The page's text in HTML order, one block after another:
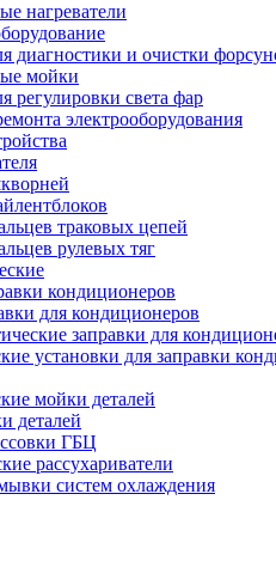
нагреватели
диагностики и очистки
мойки
регулировки света фар
электрооборудования
траковых цепей
рулевых тяг
кондиционеров
для кондиционеров
заправки для
установки для заправки
мойки деталей
деталей
ГБЦ
рассухариватели
систем охлаждения